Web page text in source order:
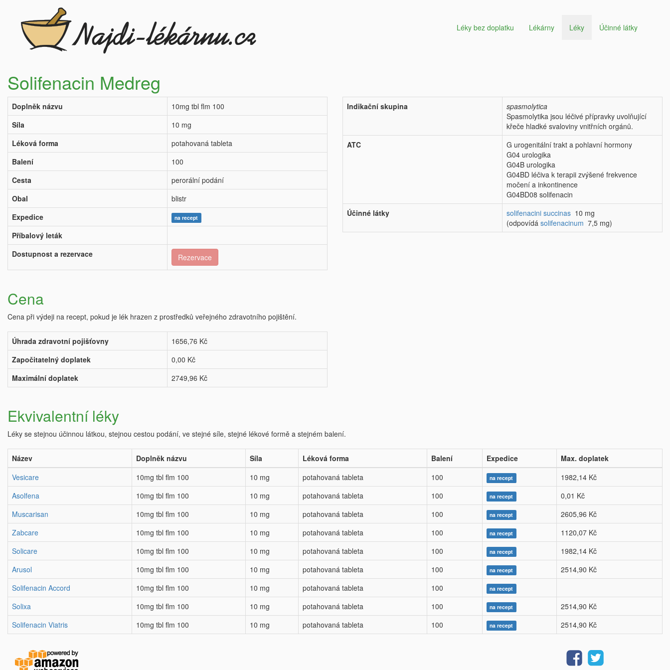
Léky bez doplatku Lékárny Léky Účinné látky
Solifenacin Medreg
Doplněk názvu
10mg tbl flm 100
Síla
10 mg
Léková forma
potahovaná tableta
Balení
100
Cesta
perorální podání
Obal
blistr
Expedice
na recept
Příbalový leták
Dostupnost a rezervace
Rezervace
Indikační skupina
spasmolytica
Spasmolytika jsou léčivé přípravky uvolňující
křeče hladké svaloviny vnitřních orgánů.
ATC
G urogenitální trakt a pohlavní hormony
G04 urologika
G04B urologika
G04BD léčiva k terapii zvýšené frekvence
močení a inkontinence
G04BD08 solifenacin
Účinné látky
solifenacini succinas 10 mg
(odpovídá solifenacinum 7,5 mg)
Cena
Cena při výdeji na recept, pokud je lék hrazen z prostředků veřejného zdravotního pojištění.
Úhrada zdravotní pojišťovny
1656,76 Kč
Započitatelný doplatek
0,00 Kč
Maximální doplatek
2749,96 Kč
Ekvivalentní léky
Léky se stejnou účinnou látkou, stejnou cestou podání, ve stejné síle, stejné lékové formě a stejném balení.
Název Doplněk názvu Síla Léková forma Balení Expedice
Max. doplatek
Vesicare
10mg tbl flm 100 10 mg potahovaná tableta 100 na recept
1982,14 Kč
Asolfena
10mg tbl flm 100 10 mg potahovaná tableta 100 na recept
0,01 Kč
Muscarisan
10mg tbl flm 100 10 mg potahovaná tableta 100 na recept
2605,96 Kč
Zabcare
10mg tbl flm 100 10 mg potahovaná tableta 100 na recept
1120,07 Kč
Solicare
10mg tbl flm 100 10 mg potahovaná tableta 100 na recept
1982,14 Kč
Arusol
10mg tbl flm 100 10 mg potahovaná tableta 100 na recept
2514,90 Kč
Solifenacin Accord
10mg tbl flm 100 10 mg potahovaná tableta 100 na recept
Solixa 10mg tbl flm 100 10 mg potahovaná tableta 100 na recept
2514,90 Kč
Solifenacin Viatris
10mg tbl flm 100 10 mg potahovaná tableta 100 na recept 2514,90 Kč